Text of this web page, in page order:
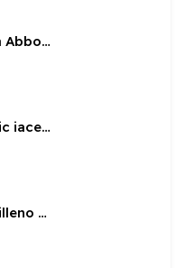
Sarcofago di Santa Abbondanza
Iscrizione "archos ic iacens adam"
Iscrizione "anno milleno sexto"